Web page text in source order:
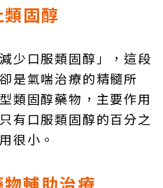
固醇
少口服類固醇」，這段
是氣喘治療的精髓所
類固醇藥物，主要作用
有口服類固醇的百分之
很小。